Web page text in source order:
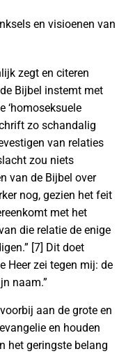
en visioenen van
zegt en citeren
Bijbel instemt met
‘homoseksuele
zo schandalig
van relaties
zou niets
van de Bijbel over
nog, gezien het feit
met het
die relatie de enige
[7] Dit doet
Heer zei tegen mij: de
naam.”
aan de grote en
en houden
het geringste belang